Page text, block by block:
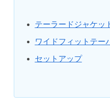
テーラードジャケッ
ワイドフィットテー
セットアップ